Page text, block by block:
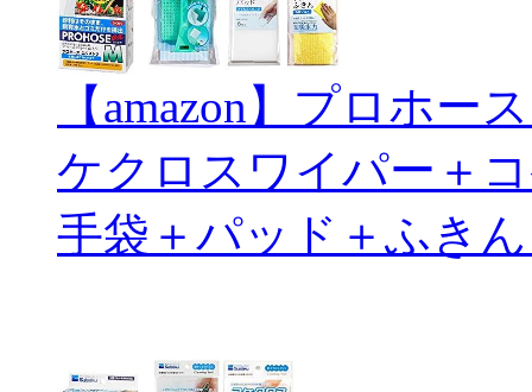
【amazon】プロホ
ケクロスワイパー＋
手袋＋パッド＋ふき